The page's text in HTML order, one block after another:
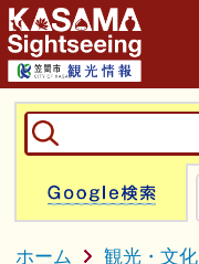
ホーム 観光・文化